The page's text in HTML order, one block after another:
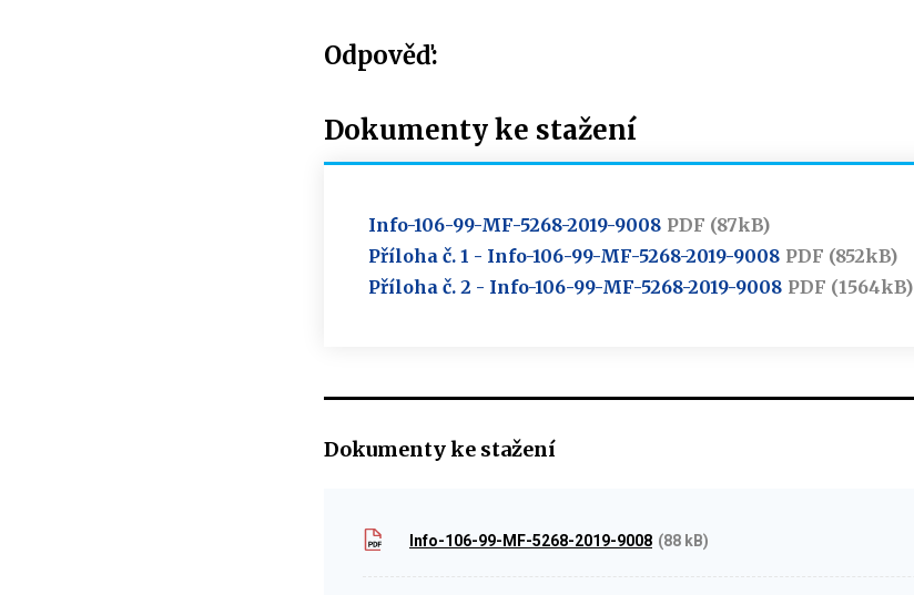
Odpověď:
Dokumenty ke stažení
Info-106-99-MF-5268-2019-9008 PDF (87kB)
Příloha č. 1 - Info-106-99-MF-5268-2019-9008 PDF (852kB)
Příloha č. 2 - Info-106-99-MF-5268-2019-9008 PDF (1564kB)
Dokumenty ke stažení
Info-106-99-MF-5268-2019-9008 (88 kB)